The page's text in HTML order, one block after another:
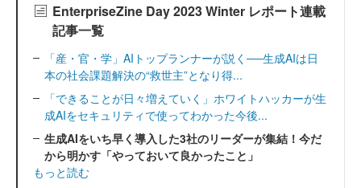
EnterpriseZine Day 2023 Winter レポート連載
記事一覧
「産・官・学」AIトップランナーが説く──生成AIは日
本の社会課題解決の“救世主”となり得...
「できることが日々増えていく」ホワイトハッカーが生
成AIをセキュリティで使ってわかった今後...
生成AIをいち早く導入した3社のリーダーが集結！今だ
から明かす「やっておいて良かったこと」
もっと読む